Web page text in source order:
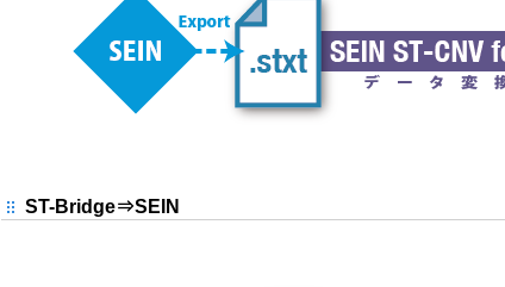
ST-Bridge⇒SEIN